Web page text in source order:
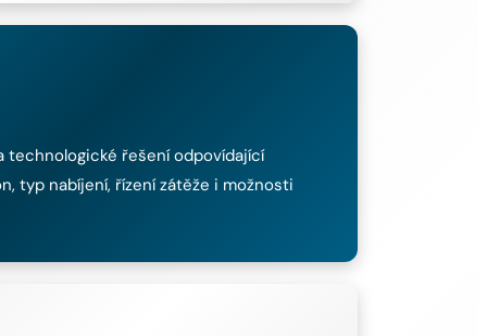
technologické řešení odpovídající
typ nabíjení, řízení zátěže i možnosti